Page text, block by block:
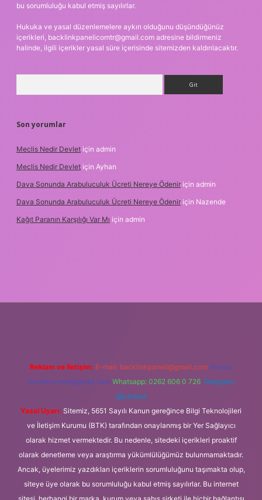
bu sorumluluğu kabul etmiş sayılırlar.
Hukuka ve yasal düzenlemelere aykırı olduğunu düşündüğünüz
içerikleri, backlinkpanelicomtr@gmail.com adresine bildirmeniz
halinde, ilgili içerikler yasal süre içerisinde sitemizden kaldırılacaktır.
Son yorumlar
Meclis Nedir Devlet için admin
Meclis Nedir Devlet için Ayhan
Dava Sonunda Arabuluculuk Ücreti Nereye Ödenir için admin
Dava Sonunda Arabuluculuk Ücreti Nereye Ödenir için Nazende
Kağıt Paranın Karşılığı Var Mı için admin
Reklam ve İletişim: E-mail: backlinkpaneli@gmail.com Teams:
forumhizmeti@gmail.com Whatsapp: 0262 606 0 726 Telegram:
@karabul
Yasal Uyarı: Sitemiz, 5651 Sayılı Kanun gereğince Bilgi Teknolojileri
ve İletişim Kurumu (BTK) tarafından onaylanmış bir Yer Sağlayıcı
olarak hizmet vermektedir. Bu nedenle, sitedeki içerikleri proaktif
olarak denetleme veya araştırma yükümlülüğümüz bulunmamaktadır.
Ancak, üyelerimiz yazdıkları içeriklerin sorumluluğunu taşımakta olup,
siteye üye olarak bu sorumluluğu kabul etmiş sayılırlar. Bu internet